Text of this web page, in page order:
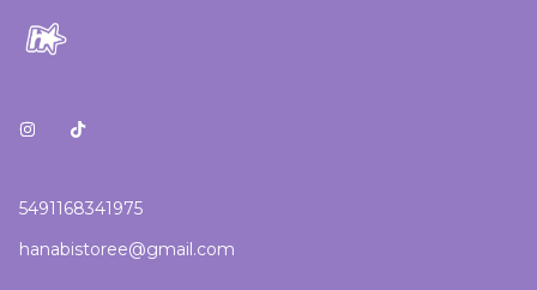
5491168341975
hanabistoree@gmail.com